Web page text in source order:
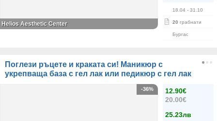
18.04 - 31.10
20 грабнати
Бургас
Helios Aesthetic Center
Поглези ръцете и краката си! Маникюр с
укрепваща база с гел лак или педикюр с гел лак
12.90€
20.00€
25.23лв
-36%